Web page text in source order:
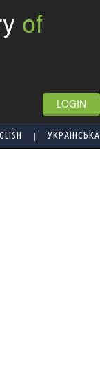
of
LOGIN
| УКРАЇНСЬКА